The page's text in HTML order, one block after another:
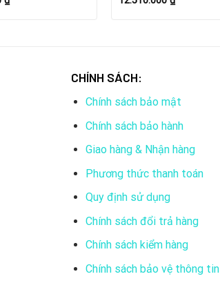
CHÍNH SÁCH:
Chính sách bảo mật
Chính sách bảo hành
Giao hàng & Nhận hàng
Phương thức thanh toán
Quy định sử dụng
Chính sách đổi trả hàng
Chính sách kiểm hàng
Chính sách bảo vệ thông tin